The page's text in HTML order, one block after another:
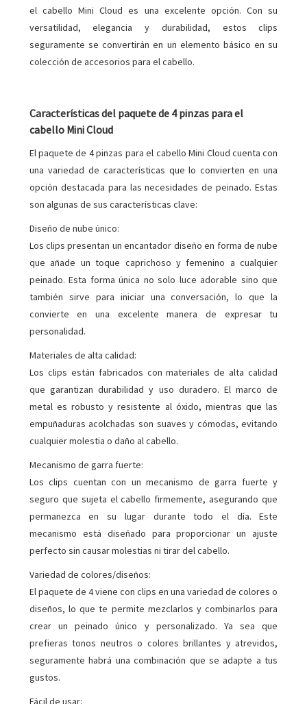
el cabello Mini Cloud es una excelente opción. Con su
versatilidad, elegancia y durabilidad, estos clips
seguramente se convertirán en un elemento básico en su
colección de accesorios para el cabello.
Características del paquete de 4 pinzas para el
cabello Mini Cloud
El paquete de 4 pinzas para el cabello Mini Cloud cuenta con
una variedad de características que lo convierten en una
opción destacada para las necesidades de peinado. Estas
son algunas de sus características clave:
Diseño de nube único:
Los clips presentan un encantador diseño en forma de nube
que añade un toque caprichoso y femenino a cualquier
peinado. Esta forma única no solo luce adorable sino que
también sirve para iniciar una conversación, lo que la
convierte en una excelente manera de expresar tu
personalidad.
Materiales de alta calidad:
Los clips están fabricados con materiales de alta calidad
que garantizan durabilidad y uso duradero. El marco de
metal es robusto y resistente al óxido, mientras que las
empuñaduras acolchadas son suaves y cómodas, evitando
cualquier molestia o daño al cabello.
Mecanismo de garra fuerte:
Los clips cuentan con un mecanismo de garra fuerte y
seguro que sujeta el cabello firmemente, asegurando que
permanezca en su lugar durante todo el día. Este
mecanismo está diseñado para proporcionar un ajuste
perfecto sin causar molestias ni tirar del cabello.
Variedad de colores/diseños:
El paquete de 4 viene con clips en una variedad de colores o
diseños, lo que te permite mezclarlos y combinarlos para
crear un peinado único y personalizado. Ya sea que
prefieras tonos neutros o colores brillantes y atrevidos,
seguramente habrá una combinación que se adapte a tus
gustos.
Fácil de usar: